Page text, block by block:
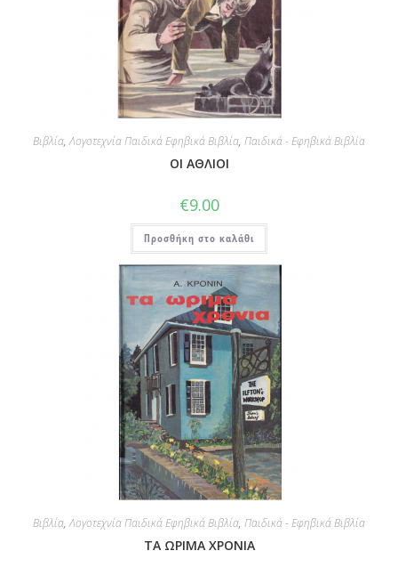
Βιβλία,Λογοτεχνία Παιδικά Εφηβικά Βιβλία, Παιδικά - Εφηβικά Βιβλία
ΟΙ ΑΘΛΙΟΙ
€9.00
Προσθήκη στο καλάθι
Βιβλία,Λογοτεχνία Παιδικά Εφηβικά Βιβλία, Παιδικά - Εφηβικά Βιβλία
ΤΑ ΩΡΙΜΑ ΧΡΟΝΙΑ